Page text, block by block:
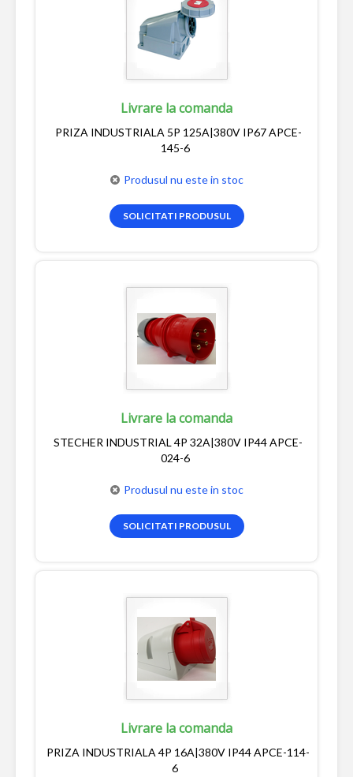
Livrare la comanda
PRIZA INDUSTRIALA 5P 125A|380V IP67 APCE-
145-6
Produsul nu este in stoc
SOLICITATI PRODUSUL
Livrare la comanda
STECHER INDUSTRIAL 4P 32A|380V IP44 APCE-
024-6
Produsul nu este in stoc
SOLICITATI PRODUSUL
Livrare la comanda
PRIZA INDUSTRIALA 4P 16A|380V IP44 APCE-114-
6